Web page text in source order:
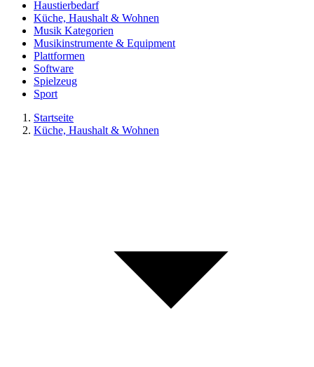
Haustierbedarf
Küche, Haushalt & Wohnen
Musik Kategorien
Musikinstrumente & Equipment
Plattformen
Software
Spielzeug
Sport
Startseite
Küche, Haushalt & Wohnen